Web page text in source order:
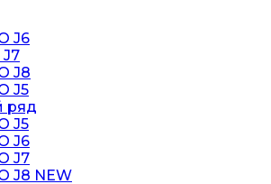
J6
J8
J5
ряд
J5
J6
J7
J8 NEW